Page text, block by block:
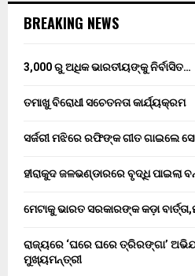
BREAKING NEWS
3,000 ରୁ ଅଧିକ ଭାରତୀୟଙ୍କୁ ନିର୍ବାସିତ…
ତମାଖୁ ବିରୋଧୀ ସଚେତନତା କାର୍ଯ୍ୟକ୍ରମ
ସର୍ଜରୀ ମଝିରେ ରଫିଙ୍କ ଗୀତ ଗାଇଲେ
ହୀରାକୁଦ ଜଳଭଣ୍ଡାରରେ ବୃଦ୍ଧି ପାଇଲା
ମେଟାକୁ ଭାରତ ସରକାରଙ୍କ କଡ଼ା
ରାଜ୍ୟରେ ‘ଘରେ ଘରେ ତ୍ରିରଙ୍ଗା’
ମୁଖ୍ୟମନ୍ତ୍ରୀ